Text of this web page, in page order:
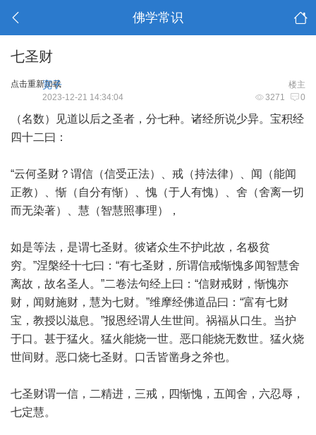
佛学常识
七圣财
点击重新加载 楼主
宽子
3271 0
2023-12-21 14:34:04
（名数）见道以后之圣者，分七种。诸经所说少异。宝积经
四十二曰：
“云何圣财？谓信（信受正法）、戒（持法律）、闻（能闻
正教）、惭（自分有惭）、愧（于人有愧）、舍（舍离一切
而无染著）、慧（智慧照事理），
如是等法，是谓七圣财。彼诸众生不护此故，名极贫
穷。”涅槃经十七曰：“有七圣财，所谓信戒惭愧多闻智慧舍
离故，故名圣人。”二卷法句经上曰：“信财戒财，惭愧亦
财，闻财施财，慧为七财。”维摩经佛道品曰：“富有七财
宝，教授以滋息。”报恩经谓人生世间。祸福从口生。当护
于口。甚于猛火。猛火能烧一世。恶口能烧无数世。猛火烧
世间财。恶口烧七圣财。口舌皆凿身之斧也。
七圣财谓一信，二精进，三戒，四惭愧，五闻舍，六忍辱，
七定慧。